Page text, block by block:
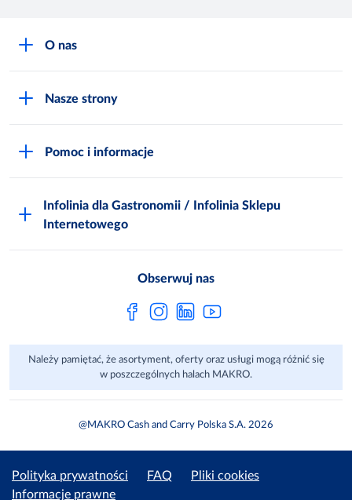
O nas
Zgłoś naruszenie
Inspektor Ochrony Danych
Metro AG
Sprawozdanie niefinansowe
Nasze strony
Polskie Skarby Kulinarne
Zgody marketingowe
Pomoc i informacje
FAQ
Jak kupować w MAKRO Online
Regulaminy Klienta
Regulaminy akcji promocyjnych
Aplikacje mobilne
Infolinia dla Gastronomii / Infolinia Sklepu
Internetowego
Obserwuj nas
Należy pamiętać, że asortyment, oferty oraz usługi mogą różnić się
w poszczególnych halach MAKRO.
@MAKRO Cash and Carry Polska S.A. 2026
Polityka prywatności FAQ
Pliki cookies
Informacje prawne